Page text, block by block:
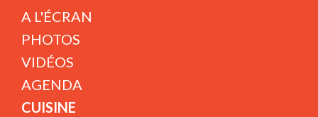
A L'ÉCRAN
PHOTOS
VIDÉOS
AGENDA
CUISINE